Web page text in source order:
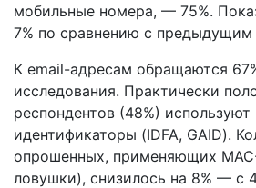
мобильные номера, — 75%.
7% по сравнению с
К email-адресам обращаются
исследования. Практически
респондентов (48%)
идентификаторы (IDFA, GAID).
опрошенных, применяющих
ловушки), снизилось на 8% — с